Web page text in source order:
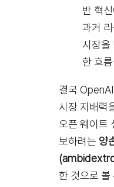
반 혁
과거
시장을
한 흐
결국
시장 지배력
오픈 웨이트
보하려는 양
한 것으로 볼